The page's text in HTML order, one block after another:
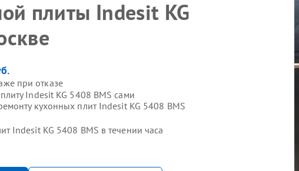
плиты Indesit KG
при отказе
Indesit KG 5408 BMS сами
кухонных плит Indesit KG 5408 BMS
Indesit KG 5408 BMS в течении часа